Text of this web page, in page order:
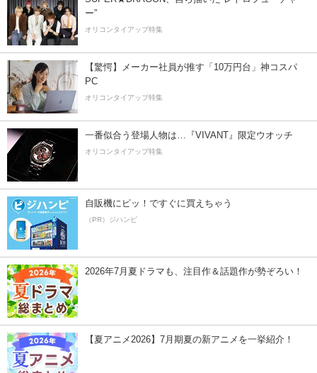
ー”
オリコンタイアップ特集
【驚愕】メーカー社員が推す「10万円台」神コスパ
PC
オリコンタイアップ特集
一番似合う登場人物は…『VIVANT』限定ウオッチ
オリコンタイアップ特集
自販機にピッ！ですぐに買えちゃう
（PR）ジハンピ
2026年7月夏ドラマも、注目作＆話題作が勢ぞろい！
【夏アニメ2026】7月期夏の新アニメを一挙紹介！